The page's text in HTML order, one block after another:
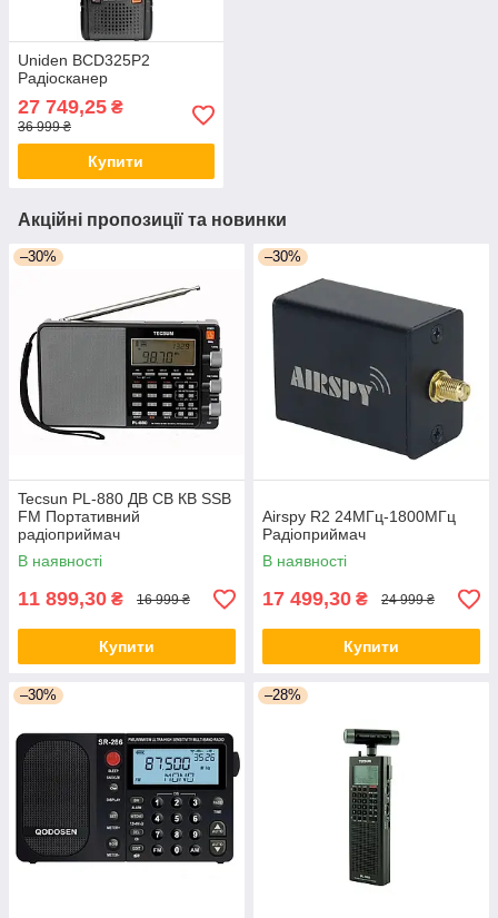
Uniden BCD325P2
Радіосканер
27 749,25 ₴
36 999 ₴
Купити
Акційні пропозиції та новинки
–30%
Tecsun PL-880 ДВ СВ КВ SSB
FM Портативний
радіоприймач
В наявності
11 899,30 ₴ 16 999 ₴
Купити
–30%
Airspy R2 24МГц-1800МГц
Радіоприймач
В наявності
17 499,30 ₴ 24 999 ₴
Купити
–30% –28%